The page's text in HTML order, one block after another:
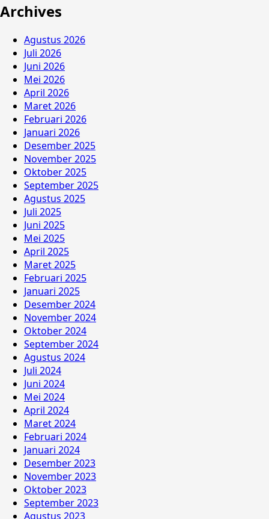
Archives
Agustus 2026
Juli 2026
Juni 2026
Mei 2026
April 2026
Maret 2026
Februari 2026
Januari 2026
Desember 2025
November 2025
Oktober 2025
September 2025
Agustus 2025
Juli 2025
Juni 2025
Mei 2025
April 2025
Maret 2025
Februari 2025
Januari 2025
Desember 2024
November 2024
Oktober 2024
September 2024
Agustus 2024
Juli 2024
Juni 2024
Mei 2024
April 2024
Maret 2024
Februari 2024
Januari 2024
Desember 2023
November 2023
Oktober 2023
September 2023
Agustus 2023